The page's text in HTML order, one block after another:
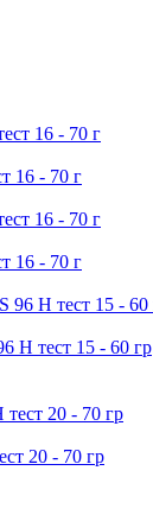
16 - 70 г
16 - 70 г
H тест 15 - 60 гр
20 - 70 гр